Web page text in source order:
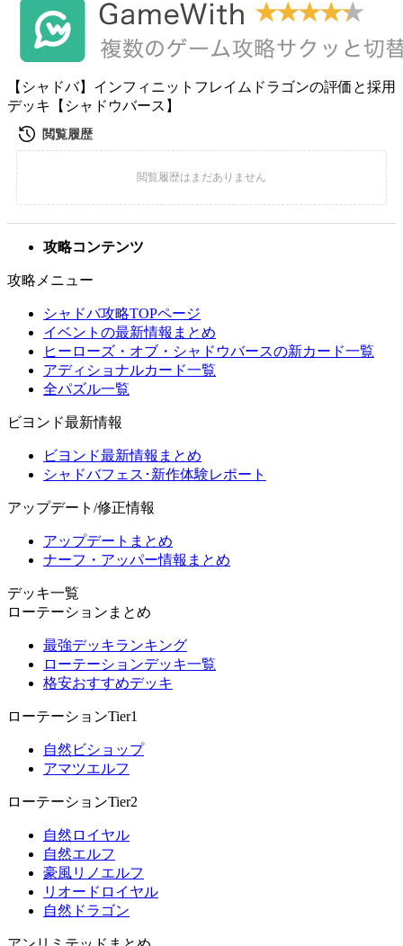
【シャドバ】インフィニットフレイムドラゴンの評価と採用
デッキ【シャドウバース】
攻略コンテンツ
攻略メニュー
シャドバ攻略TOPページ
イベントの最新情報まとめ
ヒーローズ・オブ・シャドウバースの新カード一覧
アディショナルカード一覧
全パズル一覧
ビヨンド最新情報
ビヨンド最新情報まとめ
シャドバフェス･新作体験レポート
アップデート/修正情報
アップデートまとめ
ナーフ・アッパー情報まとめ
デッキ一覧
ローテーションまとめ
最強デッキランキング
ローテーションデッキ一覧
格安おすすめデッキ
ローテーションTier1
自然ビショップ
アマツエルフ
ローテーションTier2
自然ロイヤル
自然エルフ
豪風リノエルフ
リオードロイヤル
自然ドラゴン